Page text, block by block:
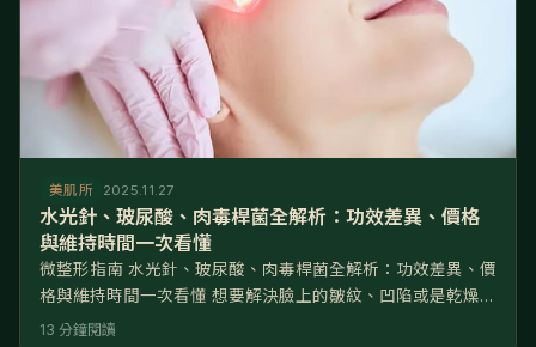
美肌所 2025.11.27
水光針、玻尿酸、肉毒桿菌全解析：功效差異、價格
與維持時間一次看懂
微整形指南 水光針、玻尿酸、肉毒桿菌全解析：功效差異、價
格與維持時間一次看懂 想要解決臉上的皺紋、凹陷或是乾燥粗
糙嗎？其實非常簡單！關鍵在於搞懂「動態」與「靜態」的差
13 分鐘閱讀